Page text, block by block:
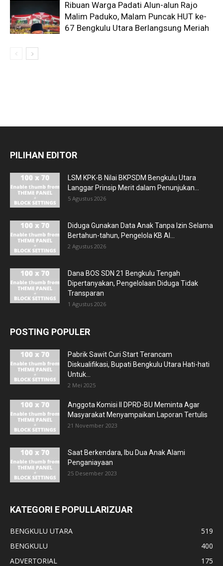
Ribuan Warga Padati Alun-alun Rajo
Malim Paduko, Malam Puncak HUT ke-
67 Bengkulu Utara Berlangsung Meriah
PILIHAN EDITOR
LSM KPK-B Nilai BKPSDM Bengkulu Utara
Langgar Prinsip Merit dalam Penunjukan...
5 Agustus 2026
Diduga Gunakan Data Anak Tanpa Izin Selama
Bertahun-tahun, Pengelola KB Al...
2 Agustus 2026
Dana BOS SDN 21 Bengkulu Tengah
Dipertanyakan, Pengelolaan Diduga Tidak
Transparan
1 Agustus 2026
POSTING POPULER
Pabrik Sawit Curi Start Terancam
Diskualifikasi, Bupati Bengkulu Utara Hati-hati
Untuk...
2 Mei 2025
Anggota Komisi II DPRD-BU Meminta Agar
Masyarakat Menyampaikan Laporan Tertulis
21 November 2023
Saat Berkendara, Ibu Dua Anak Alami
Penganiayaan
25 Desember 2023
KATEGORI E POPULLARIZUAR
BENGKULU UTARA
519
BENGKULU
400
ADVERTORIAL
175